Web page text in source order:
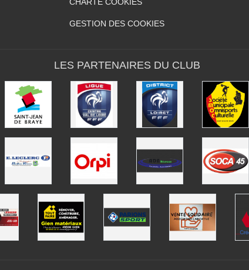
GESTION DES COOKIES
LES PARTENAIRES DU CLUB